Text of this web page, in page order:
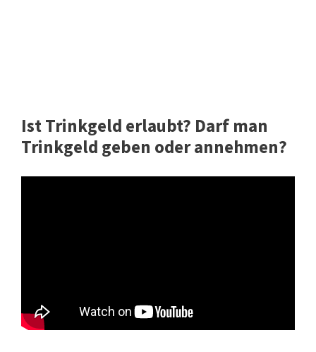
Ist Trinkgeld erlaubt? Darf man
Trinkgeld geben oder annehmen?